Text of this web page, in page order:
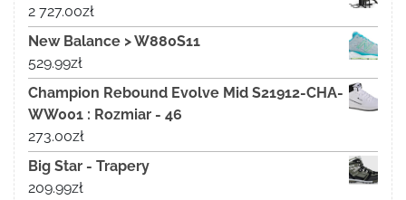
2 727.00zł
New Balance > W880S11
529.99zł
Champion Rebound Evolve Mid S21912-CHA-
WW001 : Rozmiar - 46
273.00zł
Big Star - Trapery
209.99zł